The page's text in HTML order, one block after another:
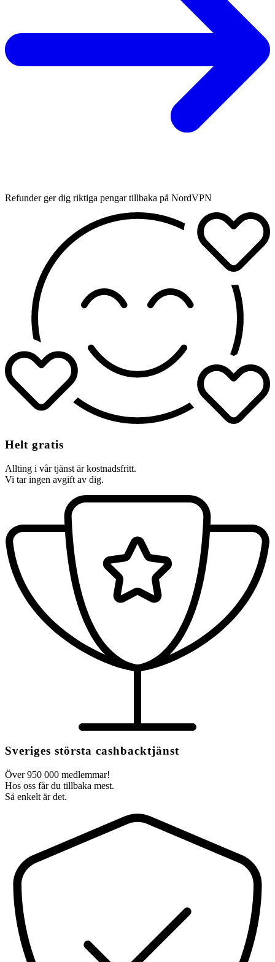
Refunder ger dig riktiga pengar tillbaka på NordVPN
Helt gratis
Allting i vår tjänst är kostnadsfritt.
Vi tar ingen avgift av dig.
Sveriges största cashbacktjänst
Över 950 000 medlemmar!
Hos oss får du tillbaka mest.
Så enkelt är det.